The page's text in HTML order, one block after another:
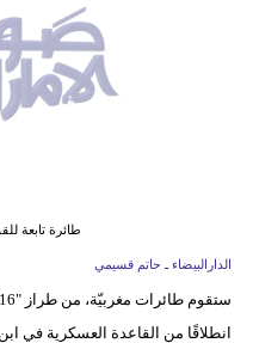
طائرة تابعة
الدارالبيضاء ـ حاتم قسيمي